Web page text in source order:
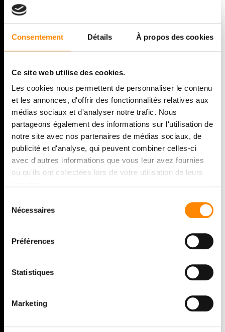
Consentement Détails À propos des cookies
Ce site web utilise des cookies.
Les cookies nous permettent de personnaliser le contenu
et les annonces, d'offrir des fonctionnalités relatives aux
médias sociaux et d'analyser notre trafic. Nous
partageons également des informations sur l'utilisation de
notre site avec nos partenaires de médias sociaux, de
publicité et d'analyse, qui peuvent combiner celles-ci
avec d'autres informations que vous leur avez fournies
ou qu'ils ont collectées lors de votre utilisation de leurs
Nécessaires
Préférences
Statistiques
Marketing
SOLID WOOD DECKING
SYSTEMS AND WOOD
FACADES WITH
INVISIBLE FASTENERS
ビスを見せない最高品質の天然木
ウッドデッキと天然木ファサー
ド！
Softline （ソフトライン） と
（テクニ
Techniclic ®
（テクニクリック）の発明者であり、製造者で
す。
1999 年のVETEDY創立以来、ビス
耐久性を認められ、世界的に有名な５つ星ホテル か
ら一般の住宅まで、世界50か国以上の数えきれない